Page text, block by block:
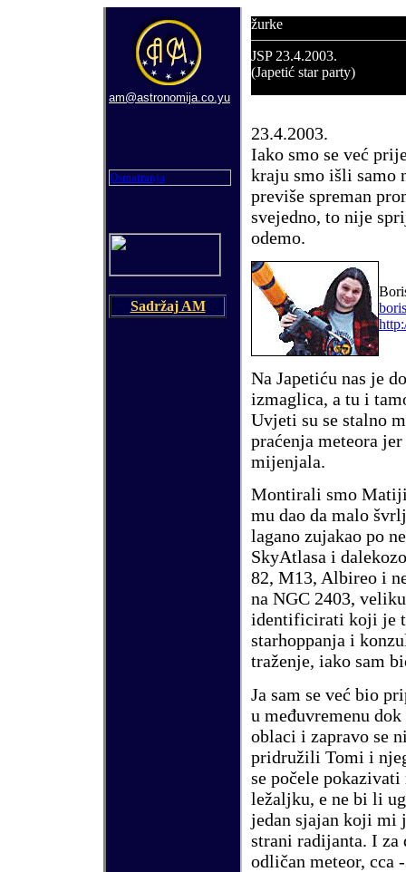
am@astronomija.co.yu
Osmatranja
Sadržaj AM
žurke
JSP 23.4.2003.
(Japetić star party)
23.4.2003.
Iako smo se već
kraju smo išli samo
previše spreman
svejedno, to nije
odemo.
Na Japetiću nas je do
izmaglica, a tu i
Uvjeti su se stalno
praćenja meteora
mijenjala.
Montirali smo
mu dao da malo š
lagano zujakao po
SkyAtlasa i
82, M13, Albireo i
na NGC 2403,
identificirati koji je
starhoppanja i
traženje, iako sam
Ja sam se već bio
u međuvremenu
oblaci i zapravo se
pridružili Tomi i
se počele pokazivati
ležaljku, e ne bi li
jedan sjajan koji mi
strani radijanta. I
odličan meteor, cca